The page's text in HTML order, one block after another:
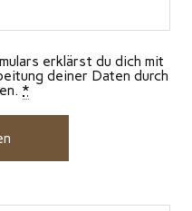
erklärst du dich mit
deiner Daten durch
*